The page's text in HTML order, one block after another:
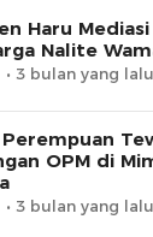
Haru
Nalite
3 bulan yang lalu
OPM di
3 bulan yang lalu